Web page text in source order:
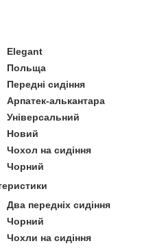
Elegant
Польща
Передні сидіння
Арпатек-алькантара
Універсальний
Новий
Чохол на сидіння
Чорний
Два передніх сидіння
Чорний
Чохли на сидіння